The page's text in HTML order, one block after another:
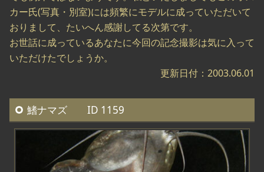
カー氏(写真・別室)には頻繁にモデルに成っていただいて
おりまして、たいへん感謝してる次第です。
お世話に成っているあなたに今回の記念撮影は気に入って
いただけたでしょうか。
更新日付：2003.06.01
鰭ナマズ ID 1159